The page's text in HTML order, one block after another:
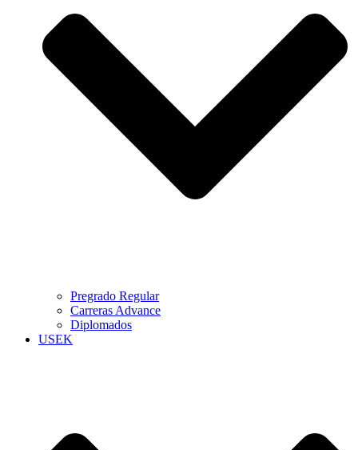
Pregrado Regular
Carreras Advance
Diplomados
USEK